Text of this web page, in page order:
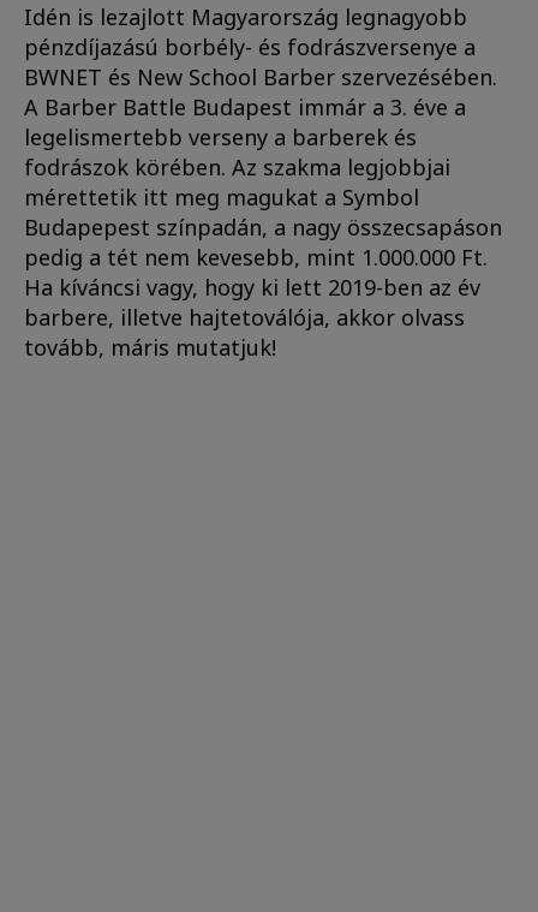
Idén is lezajlott Magyarország legnagyobb
pénzdíjazású borbély- és fodrászversenye a
BWNET és New School Barber szervezésében.
A Barber Battle Budapest immár a 3. éve a
legelismertebb verseny a barberek és
fodrászok körében. Az szakma legjobbjai
mérettetik itt meg magukat a Symbol
Budapepest színpadán, a nagy összecsapáson
pedig a tét nem kevesebb, mint 1.000.000 Ft.
Ha kíváncsi vagy, hogy ki lett 2019-ben az év
barbere, illetve hajtetoválója, akkor olvass
tovább, máris mutatjuk!